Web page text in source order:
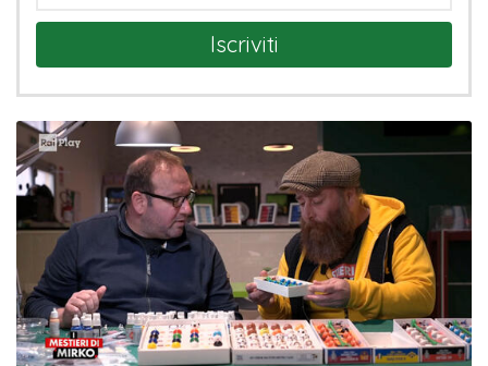
Iscriviti